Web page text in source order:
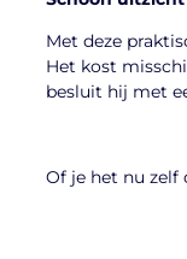
Met deze
Het kost
besluit hij met
Of je het nu zelf